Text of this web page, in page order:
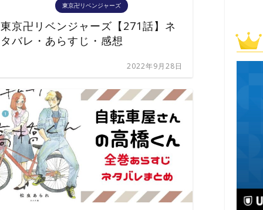
東京卍リベンジャーズ
東京卍リベンジャーズ【271話】ネ
タバレ・あらすじ・感想
2022年9月28日